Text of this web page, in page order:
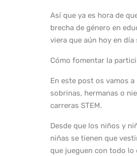
Así que ya es hora de
brecha de género en
viera que aún hoy en
Cómo fomentar la
En este post os vamos
sobrinas, hermanas o
carreras STEM.
Desde que los niños y
niñas se tienen que
que jueguen con todo lo